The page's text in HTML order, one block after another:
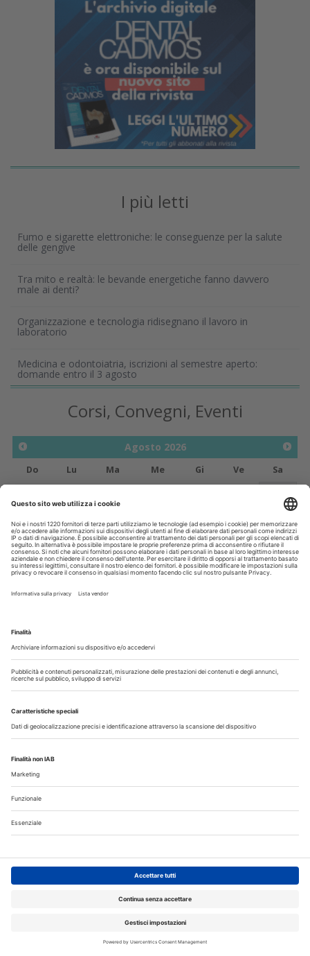
I più letti
Fumo e sigarette elettroniche: le conseguenze per la salute
delle gengive
Tra mito e realtà: le bevande energetiche fanno davvero
male ai denti?
Organizzazione e tecnologia ridisegnano il lavoro in
laboratorio
Medicina e odontoiatria, iscrizioni al semestre aperto:
domande entro il 3 agosto
Corsi, Convegni, Eventi
Agosto 2026
Do Lu Ma Me Gi Ve
Sa
2
3 4
9
10 11 12 13 14
15
16
17 18 19 20 21
22
23
24 25 26 27 28
29
Annunci
OFFRO
30 Luglio 2026
Cercasi assistente alla poltrona in Cusago
Pistoia - studio cerca segretaria